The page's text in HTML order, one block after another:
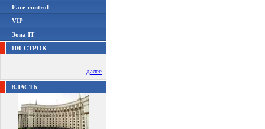
Face-control
VIP
Зона IT
100 СТРОК
далее
ВЛАСТЬ